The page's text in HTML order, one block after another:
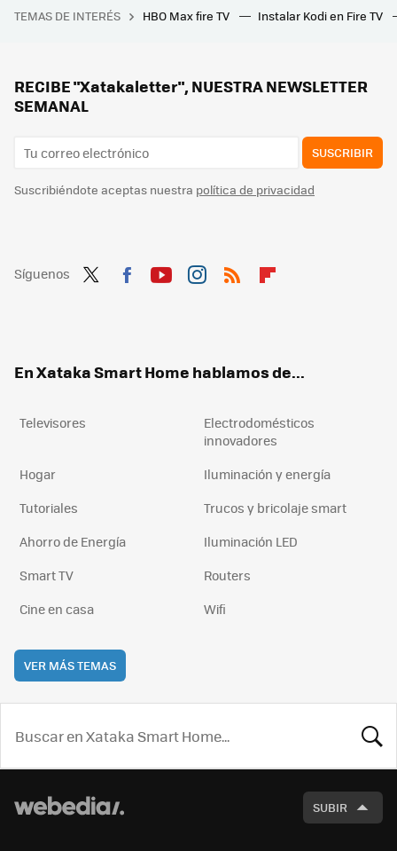
Lo nuevo de Ikea: este perchero zapatero ahorra espacio y añade estilo a tu hogar por menos de lo que imaginas
TEMAS DE INTERÉS HBO Max fire TV Instalar Kodi en Fire TV
RECIBE "Xatakaletter", NUESTRA NEWSLETTER
SEMANAL
SUSCRIBIR
Suscribiéndote aceptas nuestra política de privacidad
Síguenos
En Xataka Smart Home hablamos de...
Televisores
Electrodomésticos
innovadores
Hogar
Iluminación y energía
Tutoriales
Trucos y bricolaje smart
Ahorro de Energía
Iluminación LED
Smart TV
Routers
Cine en casa
Wifi
VER MÁS TEMAS
SUBIR